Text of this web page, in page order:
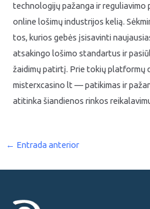
technologijų pažanga ir reguliavimo
online lošimų industrijos kelią.
tos, kurios gebės įsisavinti
atsakingo lošimo standartus ir
žaidimų patirtį. Prie tokių platformų
misterxcasino lt — patikimas ir
atitinka šiandienos rinkos
← Entrada anterior